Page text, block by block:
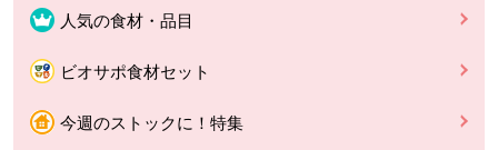
人気の食材・品目
ビオサポ食材セット
今週のストックに！特集